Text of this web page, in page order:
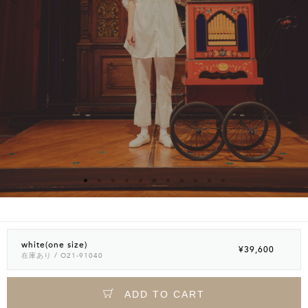
white(one size)
在庫あり / O21-91040
¥39,600
ADD TO CART